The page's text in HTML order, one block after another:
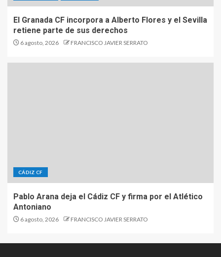
El Granada CF incorpora a Alberto Flores y el Sevilla
retiene parte de sus derechos
6 agosto, 2026 FRANCISCO JAVIER SERRATO
CÁDIZ CF
Pablo Arana deja el Cádiz CF y firma por el Atlético
Antoniano
6 agosto, 2026 FRANCISCO JAVIER SERRATO